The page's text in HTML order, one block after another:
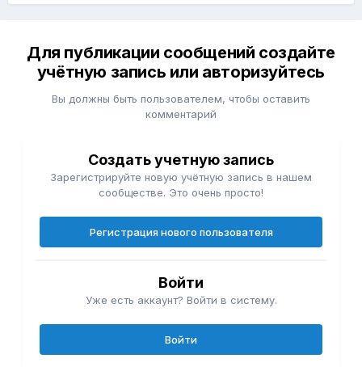
Для публикации сообщений создайте
учётную запись или авторизуйтесь
Вы должны быть пользователем, чтобы оставить
комментарий
Создать учетную запись
Зарегистрируйте новую учётную запись в нашем
сообществе. Это очень просто!
Регистрация нового пользователя
Войти
Уже есть аккаунт? Войти в систему.
Войти